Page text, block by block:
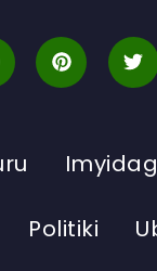
Politiki